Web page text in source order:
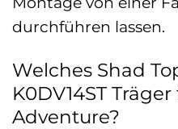
durchführen lassen.
Welches Shad
K0DV14ST
Adventure?